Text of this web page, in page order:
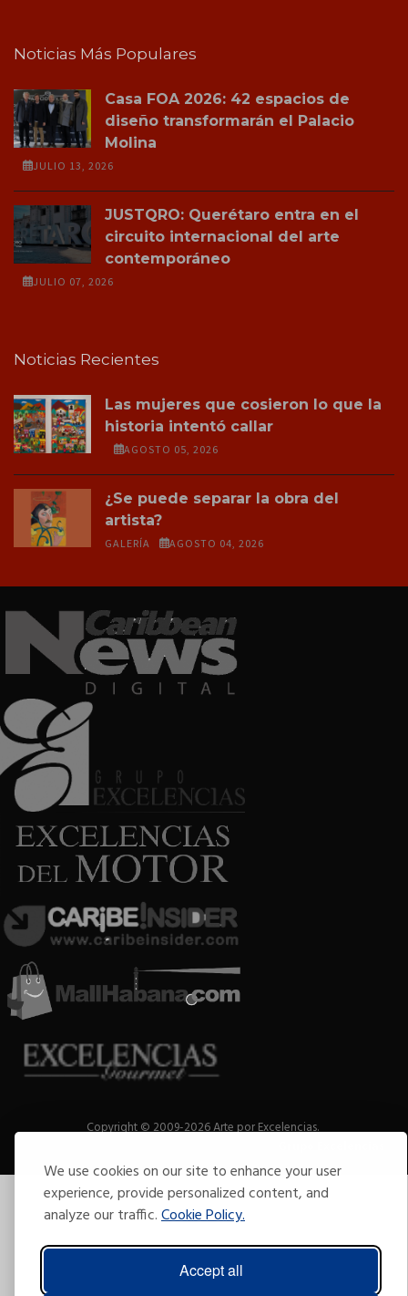
We use cookies on our site to enhance your user
experience, provide personalized content, and
analyze our traffic.Cookie Policy.
Accept all
Noticias Más Populares
Casa FOA 2026: 42 espacios de
diseño transformarán el Palacio
Molina
JULIO 13, 2026
JUSTQRO: Querétaro entra en el
circuito internacional del arte
contemporáneo
JULIO 07, 2026
Noticias Recientes
Las mujeres que cosieron lo que la
historia intentó callar
AGOSTO 05, 2026
¿Se puede separar la obra del
artista?
GALERÍA AGOSTO 04, 2026
Copyright © 2009-2026 Arte por Excelencias.